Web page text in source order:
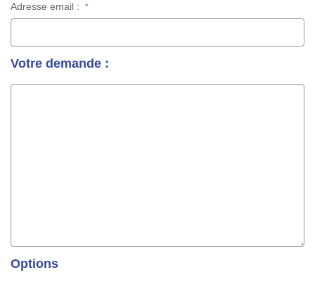
Adresse email : *
Votre demande :
Options